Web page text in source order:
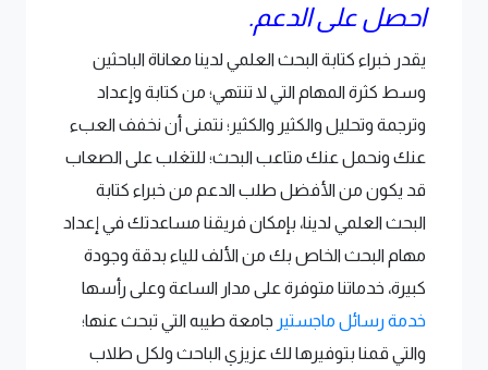
احصل على الدعم.
يقدر خبراء كتابة البحث العلمي لدينا معاناة الباحثين
وسط كثرة المهام التي لا تنتهي؛ من كتابة وإعداد
وترجمة وتحليل والكثير والكثير؛ نتمنى أن نخفف العبء
عنك ونحمل عنك متاعب البحث؛ للتغلب على الصعاب
قد يكون من الأفضل طلب الدعم من خبراء كتابة
البحث العلمي لدينا، بإمكان فريقنا مساعدتك في إعداد
مهام البحث الخاص بك من الألف للياء بدقة وجودة
كبيرة، خدماتنا متوفرة على مدار الساعة وعلى رأسها
خدمة رسائل ماجستير جامعة طيبه التي تبحث عنها؛
والتي قمنا بتوفيرها لك عزيزي الباحث ولكل طلاب